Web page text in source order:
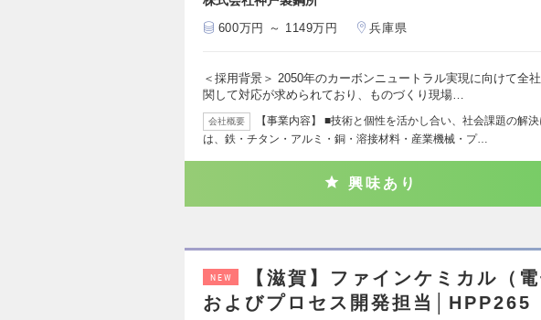
600万円 ～ 1149万円 兵庫県
＜採用背景＞ 2050年のカーボンニュートラル実現に向けて全
関して対応が求められており、ものづくり現場…
会社概要
【事業内容】 ■技術と個性を活かし合い、社会課題の解
は、鉄・チタン・アルミ・銅・溶接材料・産業機械・プ…
興味あり
NEW
【滋賀】ファインケミカル（
およびプロセス開発担当│HPP265